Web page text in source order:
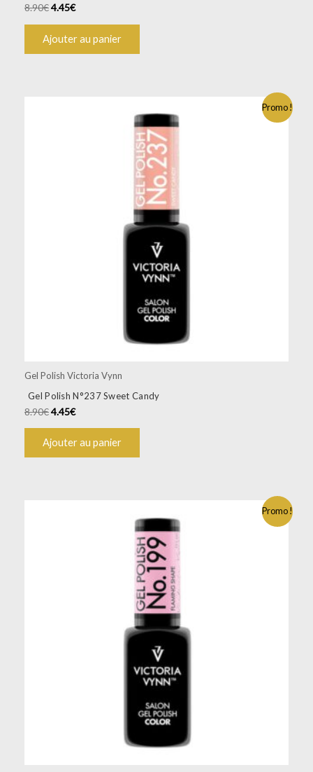
8.90€4.45€
Ajouter au panier
Promo !
Gel Polish Victoria Vynn
Gel Polish N°237 Sweet Candy
8.90€4.45€
Ajouter au panier
Promo !